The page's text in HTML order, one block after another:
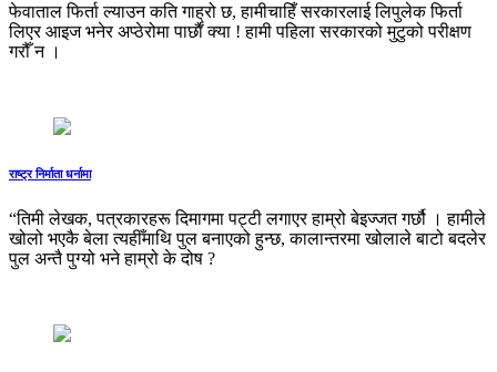
फेवाताल फिर्ता ल्याउन कति गाह्रो छ, हामीचाहिँ सरकारलाई लिपुलेक फिर्ता
लिएर आइज भनेर अप्ठेरोमा पार्छाैं क्या ! हामी पहिला सरकारको मुटुको परीक्षण
गरौँ न ।
राष्ट्र निर्माता धर्नामा
“तिमी लेखक, पत्रकारहरू दिमागमा पट्टी लगाएर हाम्रो बेइज्जत गर्छौ । हामीले
खोलो भएकै बेला त्यहीँमाथि पुल बनाएको हुन्छ, कालान्तरमा खोलाले बाटो बदलेर
पुल अन्तै पुग्यो भने हाम्रो के दोष ?